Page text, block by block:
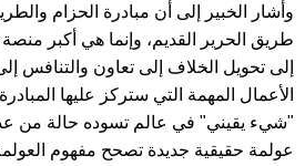
وأشار الخبير إلى أن مبادرة الحزام
طريق الحرير القديم، وإنما هي أكبر
إلى تحويل الخلاف إلى تعاون والتنافس
الأعمال المهمة التي ستركز عليها
"شيء يقيني" في عالم تسوده حالة من
عولمة حقيقية جديدة تصحح مفهوم